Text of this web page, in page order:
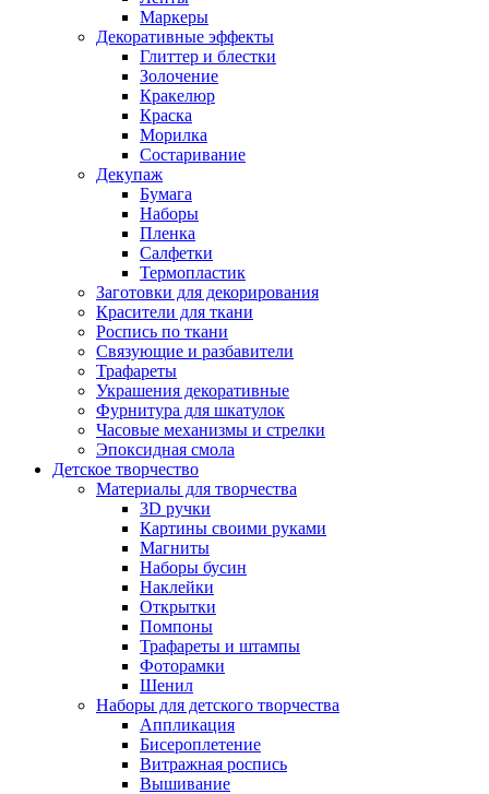
Маркеры
Декоративные эффекты
Глиттер и блестки
Золочение
Кракелюр
Краска
Морилка
Состаривание
Декупаж
Бумага
Наборы
Пленка
Салфетки
Термопластик
Заготовки для декорирования
Красители для ткани
Роспись по ткани
Связующие и разбавители
Трафареты
Украшения декоративные
Фурнитура для шкатулок
Часовые механизмы и стрелки
Эпоксидная смола
Детское творчество
Материалы для творчества
3D ручки
Картины своими руками
Магниты
Наборы бусин
Наклейки
Открытки
Помпоны
Трафареты и штампы
Фоторамки
Шенил
Наборы для детского творчества
Аппликация
Бисероплетение
Витражная роспись
Вышивание